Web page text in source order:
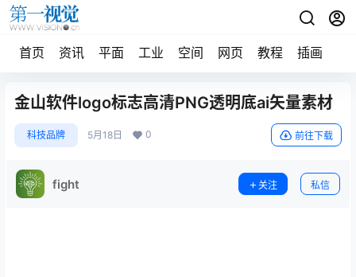
首页 资讯 平面 工业 空间 网页 教程 插画
金山软件logo标志高清PNG透明底ai矢量素材
科技品牌 5月18日 0 前往下载
fight 关注 私信